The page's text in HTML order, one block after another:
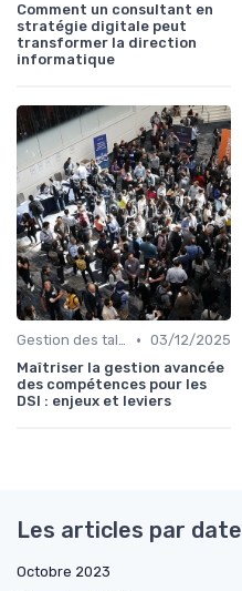
Comment un consultant en
stratégie digitale peut
transformer la direction
informatique
Gestion des talents IT • 03/12/2025
Maîtriser la gestion avancée
des compétences pour les
DSI : enjeux et leviers
Les articles par date
Octobre 2023